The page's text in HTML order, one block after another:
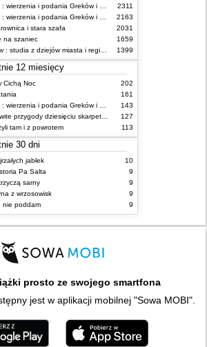
2311
2163
i stara szafa
2031
na szaniec
1659
1399
12 miesięcy
Cichą Noc
202
161
143
127
tam i z powrotem
113
30 dni
jabłek
10
Pa Salta
9
sarny
9
z wrzosowisk
9
nie poddam
9
prosto ze swojego smartfona
jest w aplikacji mobilnej "Sowa MOBI".